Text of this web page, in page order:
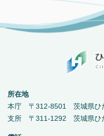
所在地
本庁 〒312-8501 茨城県ひ
支所 〒311-1292 茨城県ひ